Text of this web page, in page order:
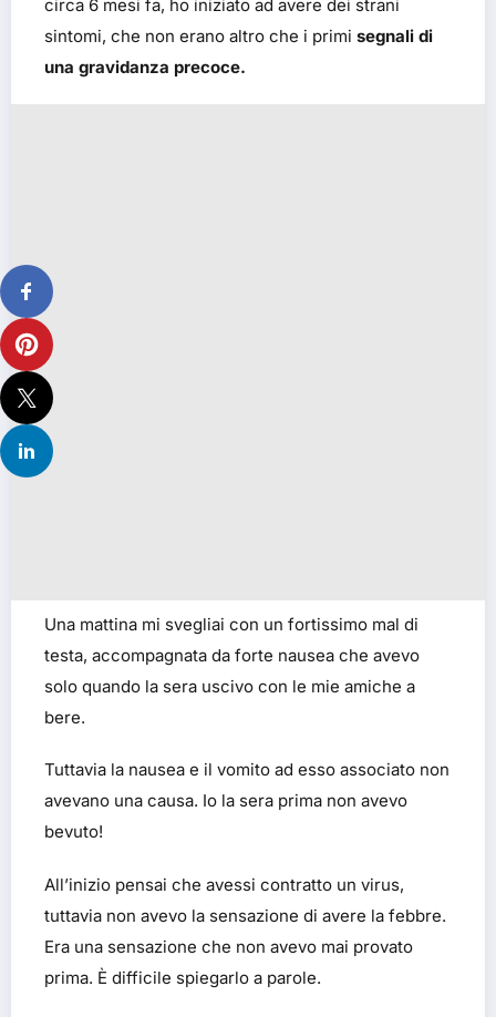
circa 6 mesi fa, ho iniziato ad avere dei strani
sintomi, che non erano altro che i primi segnali di
una gravidanza precoce.
Una mattina mi svegliai con un fortissimo mal di
testa, accompagnata da forte nausea che avevo
solo quando la sera uscivo con le mie amiche a
bere.
Tuttavia la nausea e il vomito ad esso associato non
avevano una causa. Io la sera prima non avevo
bevuto!
All’inizio pensai che avessi contratto un virus,
tuttavia non avevo la sensazione di avere la febbre.
Era una sensazione che non avevo mai provato
prima. È difficile spiegarlo a parole.